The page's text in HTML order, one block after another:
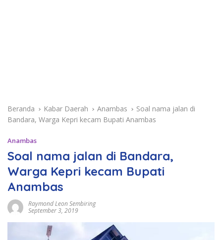
Beranda Kabar Daerah Anambas
Soal nama jalan di
Bandara, Warga Kepri kecam Bupati Anambas
Anambas
Soal nama jalan di Bandara,
Warga Kepri kecam Bupati
Anambas
Raymond Leon Sembiring
September 3, 2019